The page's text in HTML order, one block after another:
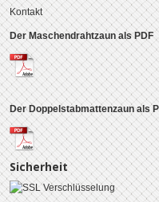
Kontakt
Der Maschendrahtzaun als PDF
Der Doppelstabmattenzaun als
Sicherheit